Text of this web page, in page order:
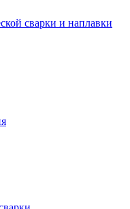
сварки и наплавки